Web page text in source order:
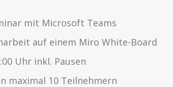
mit Microsoft Teams
auf einem Miro White-Board
Uhr inkl. Pausen
maximal 10 Teilnehmern